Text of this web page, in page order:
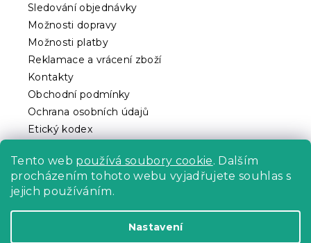
Tento web používá soubory cookie. Dalším
procházením tohoto webu vyjadřujete souhlas s
jejich používáním.
Nastavení
Sledování objednávky
Možnosti dopravy
Možnosti platby
Reklamace a vrácení zboží
Kontakty
Obchodní podmínky
Ochrana osobních údajů
Etický kodex